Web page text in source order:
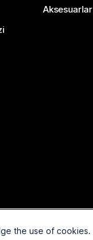
Aksesuarlar
the use of cookies.